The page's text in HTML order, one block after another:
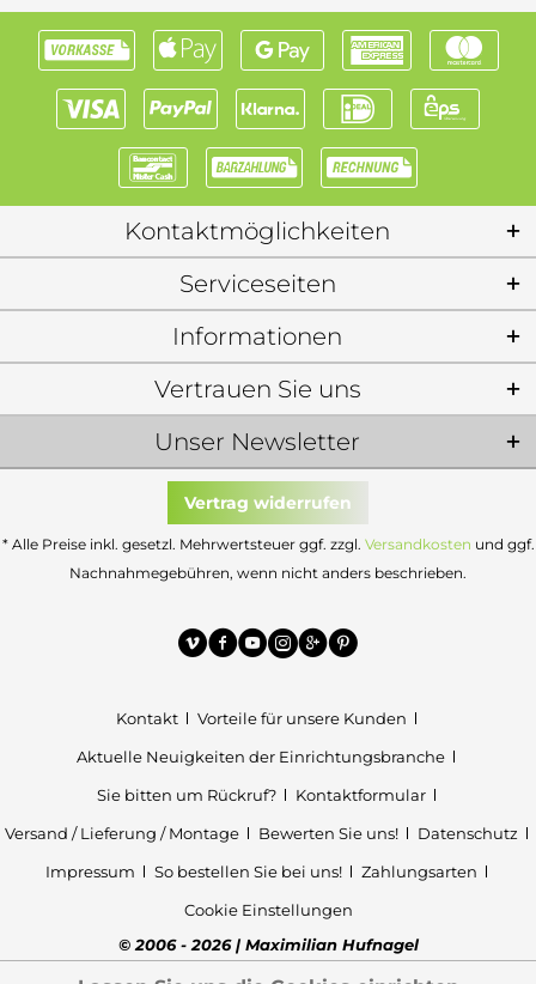
Kontaktmöglichkeiten
Serviceseiten
Informationen
Unser Newsletter
Vertrauen Sie uns
Vertrag widerrufen
* Alle Preise inkl. gesetzl. Mehrwertsteuer ggf. zzgl. Versandkosten und ggf.
Nachnahmegebühren, wenn nicht anders beschrieben.
Kontakt
Vorteile für unsere Kunden
Aktuelle Neuigkeiten der Einrichtungsbranche
Sie bitten um Rückruf?
Kontaktformular
Versand / Lieferung / Montage
Bewerten Sie uns!
Datenschutz
Impressum
So bestellen Sie bei uns!
Zahlungsarten
Cookie Einstellungen
© 2006 - 2026 | Maximilian Hufnagel